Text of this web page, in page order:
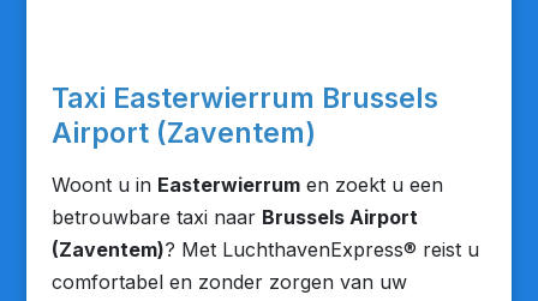
Taxi Easterwierrum Brussels
Airport (Zaventem)
Woont u in Easterwierrumen zoekt u een
betrouwbare taxi naar Brussels Airport
(Zaventem)? Met LuchthavenExpress® reist u
comfortabel en zonder zorgen van uw